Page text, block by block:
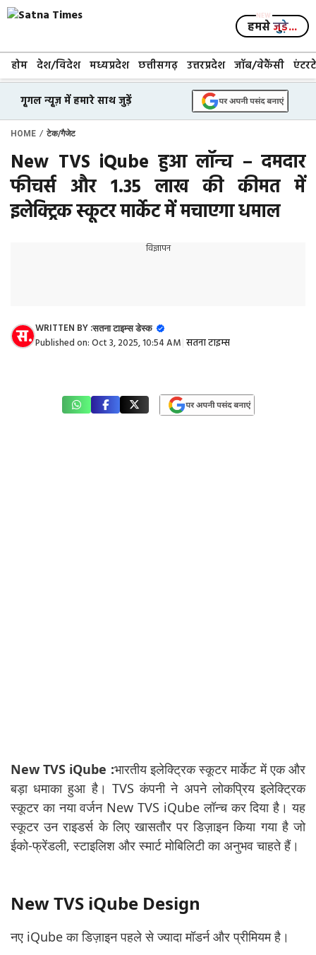
Skip
content
हमसेजुड़े...
होम देश/विदेश मध्यप्रदेश छत्तीसगढ़ उत्तरप्रदेश जॉब/वेकैंसी
गूगल न्यूज़ में हमारे साथ जुड़ें
HOME / टेक/गैजेट
New TVS iQube हुआ लॉन्च – दमदार
फीचर्स और 1.35 लाख की कीमत में
इलेक्ट्रिक स्कूटर मार्केट में मचाएगा धमाल
विज्ञापन
WRITTEN BY :सतना टाइम्स डेस्क
Published on:Oct 3, 2025, 10:54 AM सतना टाइम्स
New TVS iQube :भारतीय इलेक्ट्रिक स्कूटर मार्केट में एक और
बड़ा धमाका हुआ है। TVS कंपनी ने अपने लोकप्रिय इलेक्ट्रिक
स्कूटर का नया वर्जन New TVS iQube लॉन्च कर दिया है। यह
स्कूटर उन राइडर्स के लिए खासतौर पर डिज़ाइन किया गया है जो
ईको-फ्रेंडली, स्टाइलिश और स्मार्ट मोबिलिटी का अनुभव चाहते हैं।
New TVS iQube Design
नए iQube का डिज़ाइन पहले से ज्यादा मॉडर्न और प्रीमियम है।